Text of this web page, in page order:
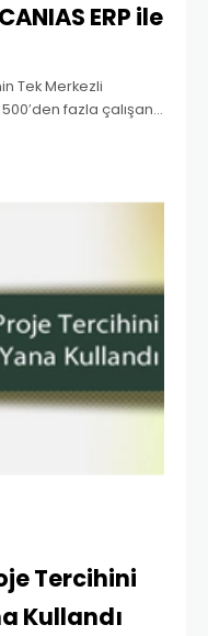
ERP ile
Tek Merkezli
fazla çalışanı
çimento
Tercihini
Kullandı